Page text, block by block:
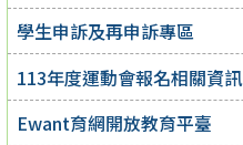
學生申訴及再申訴專區
113年度運動會報名相關資訊
Ewant育網開放教育平臺